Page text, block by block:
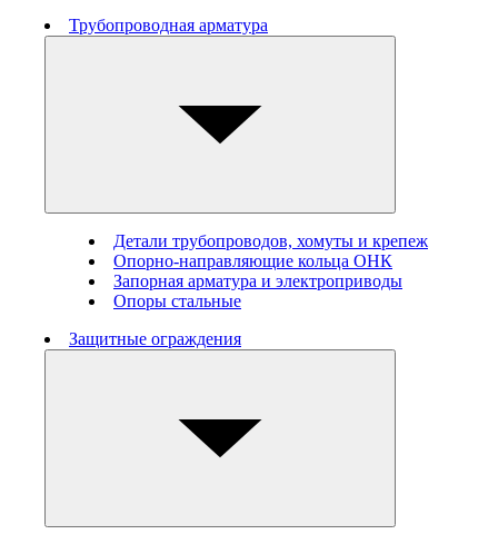
Трубопроводная арматура
Детали трубопроводов, хомуты и крепеж
Опорно-направляющие кольца ОНК
Запорная арматура и электроприводы
Опоры стальные
Защитные ограждения